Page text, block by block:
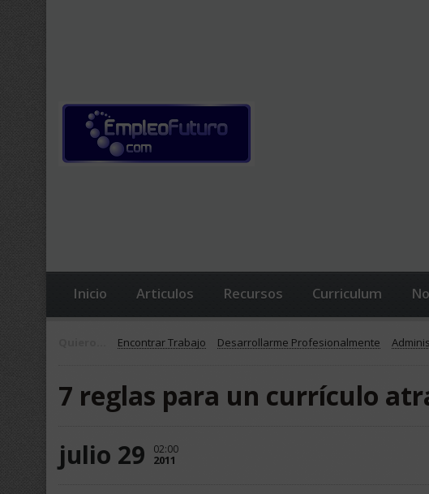
Inicio Articulos Recursos Curriculum
Encontrar Trabajo Desarrollarme Profesionalmente
7 reglas para un currículo
julio 29 02:00
2011